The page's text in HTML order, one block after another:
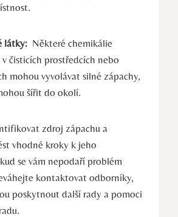
látky: ​ Některé⁣ chemikálie
v⁣ čisticích prostředcích nebo
mohou vyvolávat silné zápachy,
šířit do okolí.
zdroj zápachu⁢ a
‌vhodné kroky k jeho‌
se vám nepodaří problém
kontaktovat odborníky,⁣
poskytnout další rady a pomoci